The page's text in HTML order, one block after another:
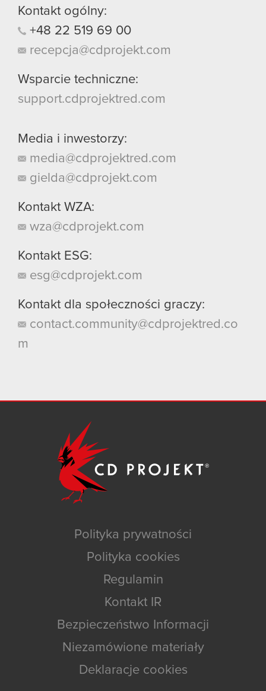
Kontakt ogólny:
+48 22 519 69 00
recepcja@cdprojekt.com
Wsparcie techniczne:
support.cdprojektred.com
Media i inwestorzy:
media@cdprojektred.com
gielda@cdprojekt.com
Kontakt WZA:
wza@cdprojekt.com
Kontakt ESG:
esg@cdprojekt.com
Kontakt dla społeczności graczy:
contact.community@cdprojektred.co
m
Polityka prywatności
Polityka cookies
Regulamin
Kontakt IR
Bezpieczeństwo Informacji
Niezamówione materiały
Deklaracje cookies